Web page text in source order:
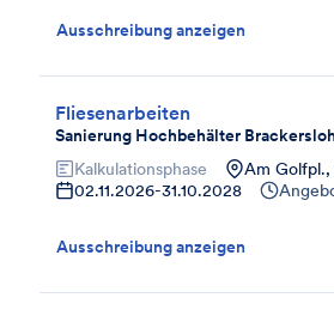
Ausschreibung anzeigen
Fliesenarbeiten
Sanierung Hochbehälter
Kalkulationsphase Am Golfpl.,
02.11.2026-31.10.2028
Ausschreibung anzeigen